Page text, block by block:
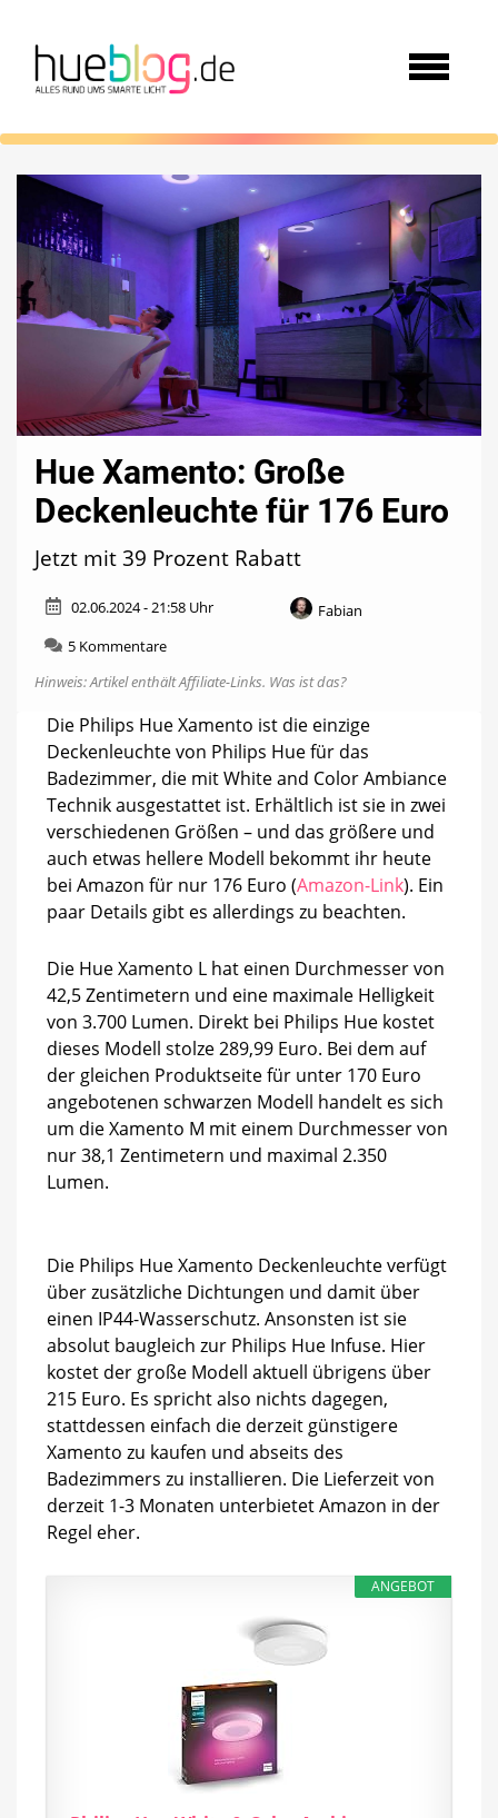
Hue Xamento: Große
Deckenleuchte für 176 Euro
Jetzt mit 39 Prozent Rabatt
02.06.2024 - 21:58 Uhr
Fabian
5 Kommentarezu
Xamento:
Deckenleuchte
für
176
Hinweis: Artikel enthält Affiliate-Links. Was ist das?
Die Philips Hue Xamento ist die einzige
Deckenleuchte von Philips Hue für das
Badezimmer, die mit White and Color Ambiance
Technik ausgestattet ist. Erhältlich ist sie in zwei
verschiedenen Größen – und das größere und
auch etwas hellere Modell bekommt ihr heute
bei Amazon für nur 176 Euro (Amazon-Link). Ein
paar Details gibt es allerdings zu beachten.
Die Hue Xamento L hat einen Durchmesser von
42,5 Zentimetern und eine maximale Helligkeit
von 3.700 Lumen. Direkt bei Philips Hue kostet
dieses Modell stolze 289,99 Euro. Bei dem auf
der gleichen Produktseite für unter 170 Euro
angebotenen schwarzen Modell handelt es sich
um die Xamento M mit einem Durchmesser von
nur 38,1 Zentimetern und maximal 2.350
Lumen.
Die Philips Hue Xamento Deckenleuchte verfügt
über zusätzliche Dichtungen und damit über
einen IP44-Wasserschutz. Ansonsten ist sie
absolut baugleich zur Philips Hue Infuse. Hier
kostet der große Modell aktuell übrigens über
215 Euro. Es spricht also nichts dagegen,
stattdessen einfach die derzeit günstigere
Xamento zu kaufen und abseits des
Badezimmers zu installieren. Die Lieferzeit von
derzeit 1-3 Monaten unterbietet Amazon in der
Regel eher.
ANGEBOT